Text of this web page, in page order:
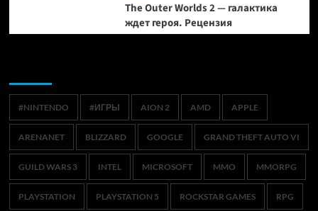
The Outer Worlds 2 — галактика
ждет героя. Рецензия
#NINTENDO #ИГРЫ AION 2 AMD APPLE
ARENANET BLIZZARD GOOGLE GRAND THEFT AUTO VI
GUILD WARS 3 INTEL MICROSOFT MMO MMORPG
PLAYSTATION PLAYSTATION 5 ROCKSTAR GAMES RPG